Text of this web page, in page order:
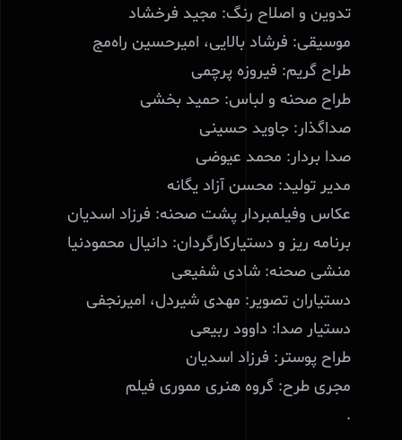
تدوین و اصلاح رنگ: مجید فرخشاد
موسیقی: فرشاد بالایی، امیرحسین راه‌مج
طراح گریم: فیروزه پرچمی
طراح صحنه و لباس: حمید بخشی
صداگذار: جاوید حسینی
صدا بردار: محمد عیوضی
مدیر تولید: محسن آزاد یگانه
عکاس وفیلمبردار پشت صحنه: فرزاد اسدیان
برنامه ریز و دستیارکارگردان: دانیال محمودنیا
منشی صحنه: شادی شفیعی
دستیاران تصویر: مهدی شیردل، امیرنجفی
دستیار صدا: داوود ربیعی
طراح پوستر: فرزاد اسدیان
مجری طرح: گروه هنری مموری فیلم
.